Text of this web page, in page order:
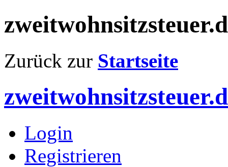
Zurück zur Startseite
Login
Registrieren